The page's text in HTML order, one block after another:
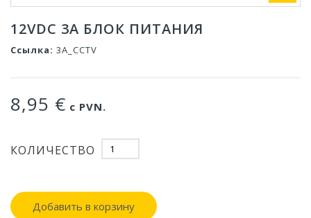
12VDC 3A БЛОК ПИТАНИЯ
Ссылка: 3A_CCTV
8,95 € с PVN.
КОЛИЧЕСТВО
Добавить в корзину